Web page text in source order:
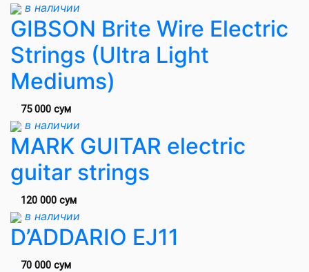
в наличии
GIBSON Brite Wire Electric
Strings (Ultra Light
Mediums)
75 000 сум
в наличии
MARK GUITAR electric
guitar strings
120 000 сум
в наличии
D’ADDARIO EJ11
70 000 сум